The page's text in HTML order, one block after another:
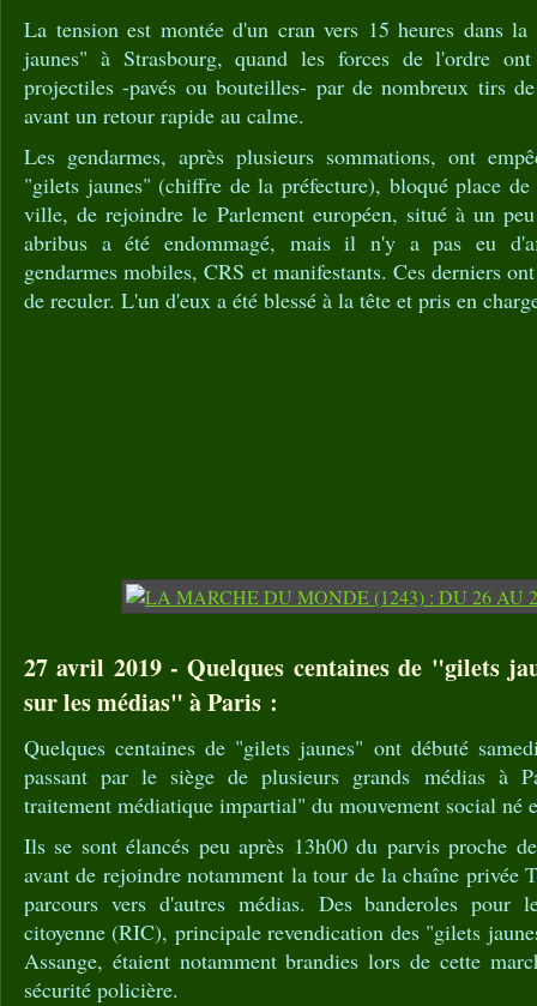
La tension est montée d'un cran vers 15 heures dans
jaunes" à Strasbourg, quand les forces de l'ordre
projectiles -pavés ou bouteilles- par de nombreux tirs
avant un retour rapide au calme.
Les gendarmes, après plusieurs sommations, ont
"gilets jaunes" (chiffre de la préfecture), bloqué place
ville, de rejoindre le Parlement européen, situé à un
abribus a été endommagé, mais il n'y a pas eu
gendarmes mobiles, CRS et manifestants. Ces derniers
de reculer. L'un d'eux a été blessé à la tête et pris en
27 avril 2019 - Quelques centaines de "gilets
sur les médias" à Paris :
Quelques centaines de "gilets jaunes" ont débuté
passant par le siège de plusieurs grands médias à
traitement médiatique impartial" du mouvement social né
Ils se sont élancés peu après 13h00 du parvis proche
avant de rejoindre notamment la tour de la chaîne privée
parcours vers d'autres médias. Des banderoles pour
citoyenne (RIC), principale revendication des "gilets
Assange, étaient notamment brandies lors de cette
sécurité policière.